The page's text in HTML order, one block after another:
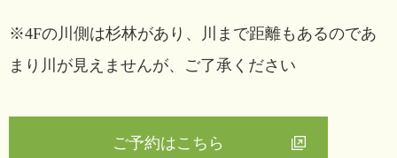
※4Fの川側は杉林があり、川まで距離もあるのであ
まり川が見えませんが、ご了承ください
ご予約はこちら